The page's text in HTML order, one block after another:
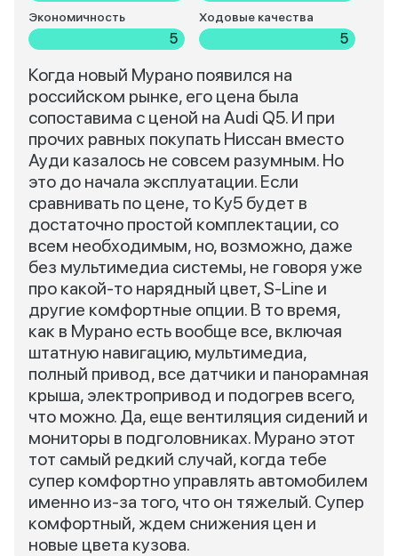
Экономичность
5
Ходовые качества
5
Когда новый Мурано появился на
российском рынке, его цена была
сопоставима с ценой на Audi Q5. И при
прочих равных покупать Ниссан вместо
Ауди казалось не совсем разумным. Но
это до начала эксплуатации. Если
сравнивать по цене, то Ку5 будет в
достаточно простой комплектации, со
всем необходимым, но, возможно, даже
без мультимедиа системы, не говоря уже
про какой-то нарядный цвет, S-Line и
другие комфортные опции. В то время,
как в Мурано есть вообще все, включая
штатную навигацию, мультимедиа,
полный привод, все датчики и панорамная
крыша, электропривод и подогрев всего,
что можно. Да, еще вентиляция сидений и
мониторы в подголовниках. Мурано этот
тот самый редкий случай, когда тебе
супер комфортно управлять автомобилем
именно из-за того, что он тяжелый. Супер
комфортный, ждем снижения цен и
новые цвета кузова.